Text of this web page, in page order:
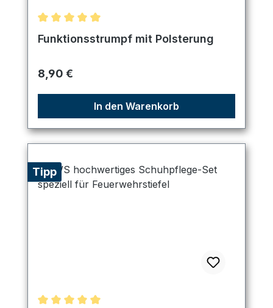
Durchschnittliche Bewertung von 5 von 5 Sternen
Funktionsstrumpf mit Polsterung
Regulärer Preis:
8,90 €
In den Warenkorb
Tipp